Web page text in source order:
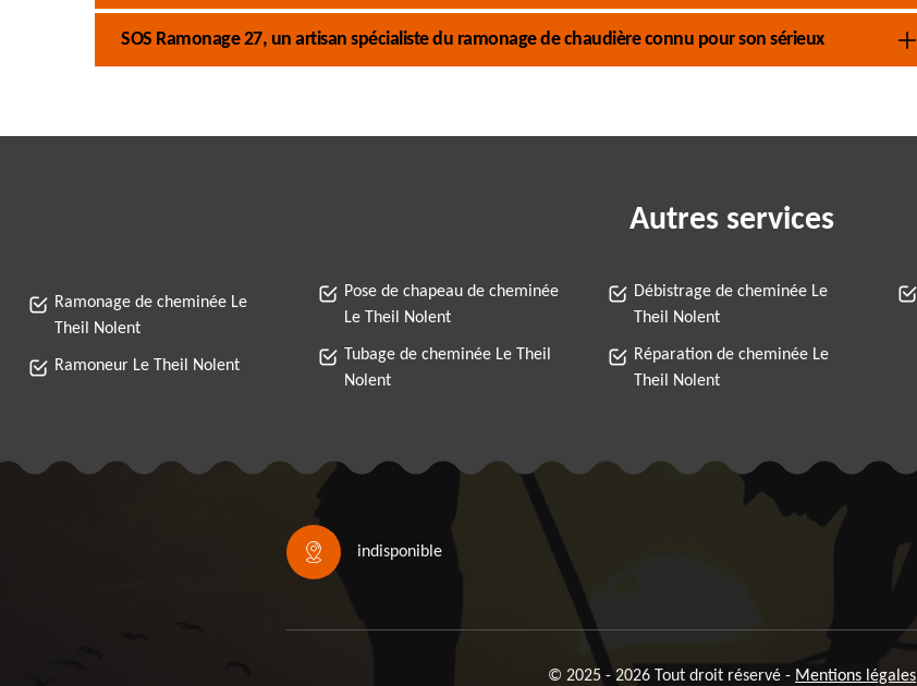
SOS Ramonage 27, un artisan spécialiste du ramonage de chaudière connu pour son sérieux
Autres services
Ramonage de cheminée Le
Theil Nolent
Ramoneur Le Theil Nolent
Pose de chapeau de cheminée
Le Theil Nolent
Tubage de cheminée Le Theil
Nolent
Débistrage de cheminée Le
Theil Nolent
Réparation de cheminée Le
Theil Nolent
indisponible
© 2025 - 2026 Tout droit réservé - Mentions légales